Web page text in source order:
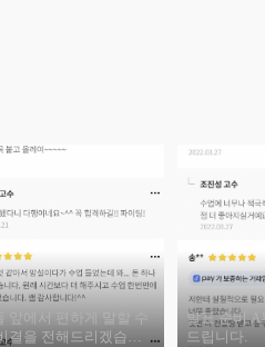
앞에서 편하게 말할 수
결을 전해드리겠습니
발표 준비 A
드립니다.